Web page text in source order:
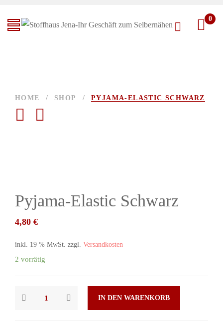
0
HOME / SHOP / PYJAMA-ELASTIC SCHWARZ
Pyjama-Elastic Schwarz
4,80 €
inkl. 19 % MwSt. zzgl. Versandkosten
2 vorrätig
IN DEN WARENKORB